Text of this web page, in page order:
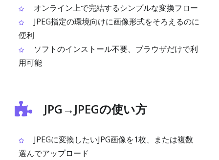
オンライン上で完結するシンプルな変換フロー
JPEG指定の環境向けに画像形式をそろえるのに
便利
ソフトのインストール不要、ブラウザだけで利
用可能
JPG→JPEGの使い方
JPEGに変換したいJPG画像を1枚、または複数
選んでアップロード